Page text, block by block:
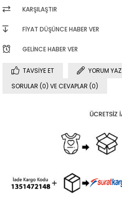
KARŞILAŞTIR
FIYAT DÜŞÜNCE HABER VER
GELINCE HABER VER
TAVSIYE ET
YORUM YAZ
SORULAR (0) VE CEVAPLAR (0)